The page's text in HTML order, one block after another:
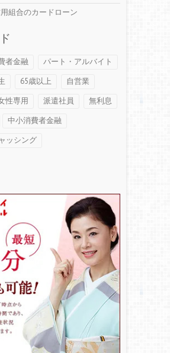
組合のカードローン
者金融
パート・アルバイト
65歳以上
自営業
性専用 派遣社員
無利息
中小消費者金融
ッシング